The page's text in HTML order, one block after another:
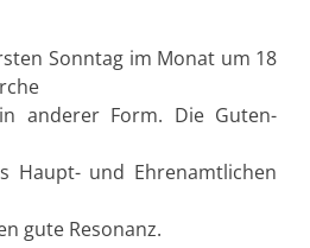
Sonntag im Monat um 18
anderer Form. Die Guten-
Haupt- und Ehrenamtlichen
gute Resonanz.